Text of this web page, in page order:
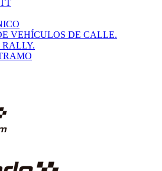
VEHÍCULOS DE CALLE.
RALLY.